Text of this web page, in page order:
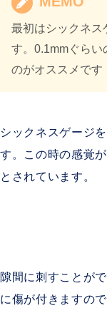
最初はシックネ
す。0.1mmぐらい
のがオススメです
シックネスゲージ
す。この時の感覚
とされています。
隙間に刺すことが
に傷が付きますの